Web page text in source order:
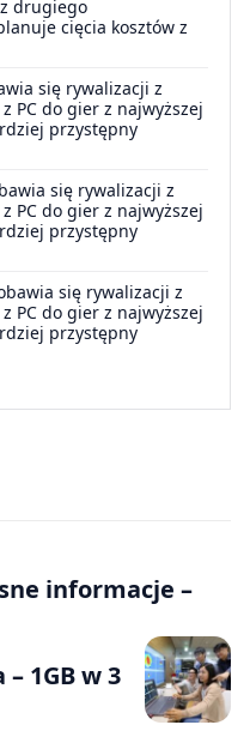
drugiego
cięcia kosztów z
się rywalizacji z
PC do gier z najwyższej
przystępny
się rywalizacji z
PC do gier z najwyższej
przystępny
się rywalizacji z
PC do gier z najwyższej
przystępny
informacje –
1GB w 3